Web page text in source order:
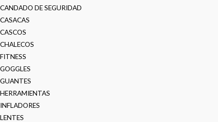
CANDADO DE SEGURIDAD
CASACAS
CASCOS
CHALECOS
FITNESS
GOGGLES
GUANTES
HERRAMIENTAS
INFLADORES
LENTES